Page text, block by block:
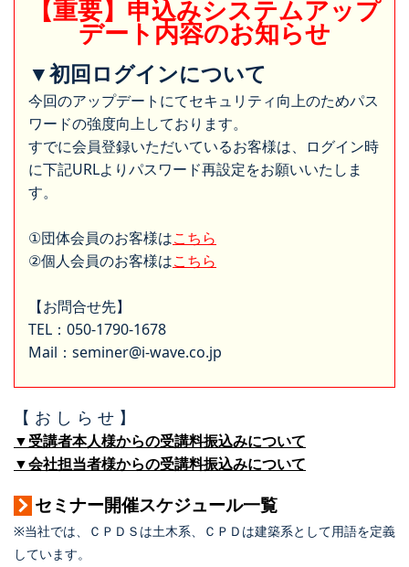
【重要】申込みシステムアップ
デート内容のお知らせ
▼初回ログインについて
今回のアップデートにてセキュリティ向上のためパス
ワードの強度向上しております。
すでに会員登録いただいているお客様は、ログイン時
に下記URLよりパスワード再設定をお願いいたしま
す。
①団体会員のお客様はこちら
②個人会員のお客様はこちら
【お問合せ先】
TEL：050-1790-1678
Mail：seminer@i-wave.co.jp
【 お し ら せ 】
▼受講者本人様からの受講料振込みについて
▼会社担当者様からの受講料振込みについて
セミナー開催スケジュール一覧
※当社では、ＣＰＤＳは土木系、ＣＰＤは建築系として用語を定義
しています。